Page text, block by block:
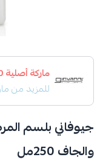
ماركة أصلية 100%
للمزيد من
جيوفاني بلسم
والجاف 250مل